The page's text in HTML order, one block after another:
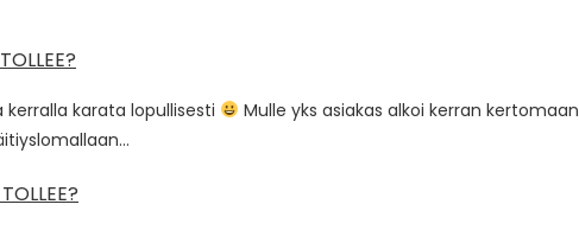
karata lopullisesti
Mulle yks asiakas alkoi kerran kertomaan